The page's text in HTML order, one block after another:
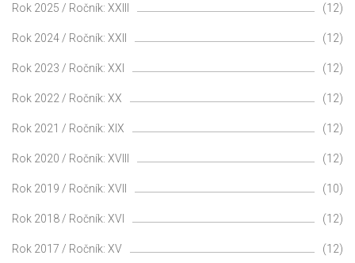
Rok 2025 / Ročník: XXIII (12)
Rok 2024 / Ročník: XXII (12)
Rok 2023 / Ročník: XXI (12)
Rok 2022 / Ročník: XX (12)
Rok 2021 / Ročník: XIX (12)
Rok 2020 / Ročník: XVIII (12)
Rok 2019 / Ročník: XVII (10)
Rok 2018 / Ročník: XVI (12)
Rok 2017 / Ročník: XV (12)